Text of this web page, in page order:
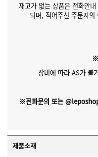
재고가 없는 상품은 전화안
되며, 적어주신 주문자의
※
장비에 따라 AS가 불
※전화문의 또는
제품소재